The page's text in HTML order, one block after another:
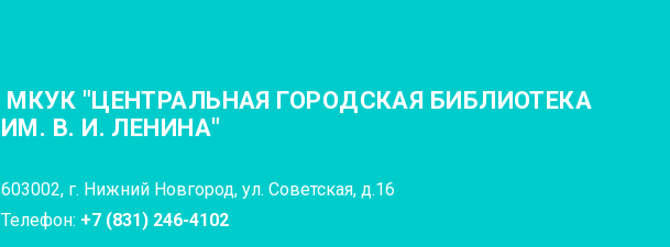
МКУК "ЦЕНТРАЛЬНАЯ ГОРОДСКАЯ БИБЛИОТЕКА
ИМ. В. И. ЛЕНИНА"
603002, г. Нижний Новгород, ул. Советская, д.16
Телефон: +7 (831) 246-4102